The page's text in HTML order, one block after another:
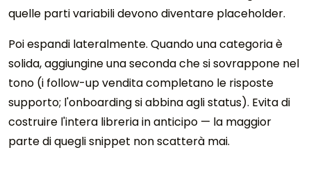
quelle parti variabili devono diventare placeholder.
Poi espandi lateralmente. Quando una categoria è
solida, aggiungine una seconda che si sovrappone nel
tono (i follow-up vendita completano le risposte
supporto; l'onboarding si abbina agli status). Evita di
costruire l'intera libreria in anticipo — la maggior
parte di quegli snippet non scatterà mai.